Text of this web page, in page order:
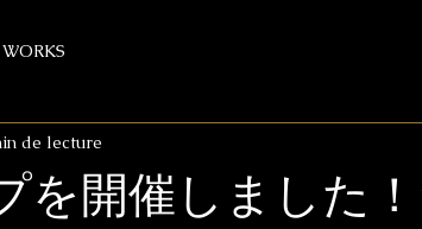
WORKS
を開催しました
de lecture